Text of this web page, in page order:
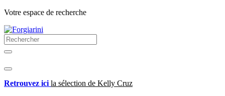
Votre espace de recherche
Retrouvez ici la sélection de Kelly Cruz